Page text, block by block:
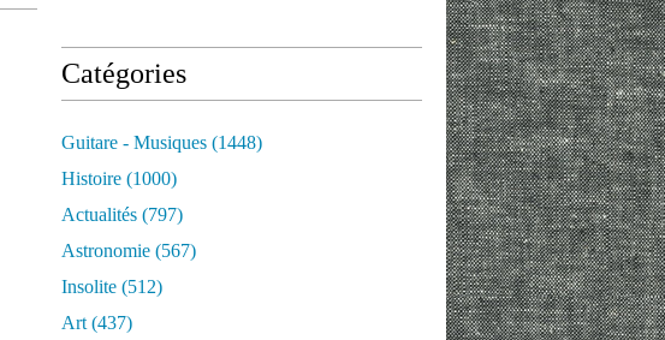
Catégories
Guitare - Musiques (1448)
Histoire (1000)
Actualités (797)
Astronomie (567)
Insolite (512)
Art (437)